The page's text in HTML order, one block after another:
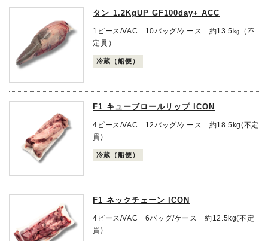
タン 1.2KgUP GF100day+ ACC
1ピース/VAC 10バッグ/ケース 約13.5㎏（不
定貫）
冷蔵（船便）
F1 キューブロールリップ ICON
4ピース/VAC 12バッグ/ケース 約18.5kg(不定
貫)
冷蔵（船便）
F1 ネックチェーン ICON
4ピース/VAC 6バッグ/ケース 約12.5kg(不定
貫)